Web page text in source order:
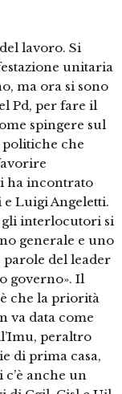
lavoro. Si
unitaria
ma ora si sono
Pd, per fare il
spingere sul
politiche che
ha incontrato
e Luigi Angeletti.
gli interlocutori si
generale e uno
del leader
governo». Il
che la priorità
va data come
peraltro
di prima casa,
c’è anche un